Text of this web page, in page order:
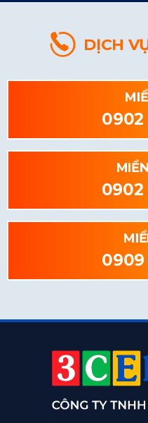
DỊCH
0902
0902
0909